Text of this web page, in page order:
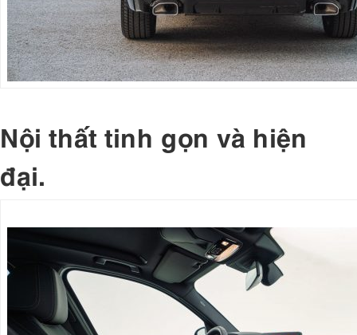
Nội thất tinh gọn và hiện
đại.